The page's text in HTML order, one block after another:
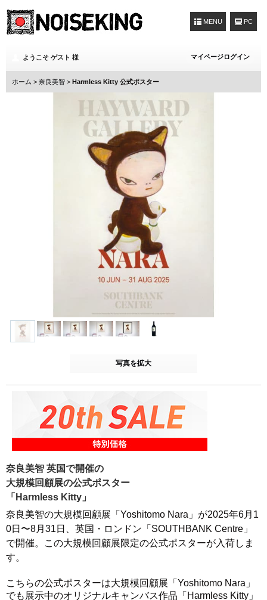
MENU
ようこそ ゲスト 様 マイページログイン
ホーム > 奈良美智 > Harmless Kitty 公式ポスター
写真を拡大
奈良美智 英国で開催の
大規模回顧展の公式ポスター
「Harmless Kitty」
奈良美智の大規模回顧展「Yoshitomo Nara」が2025年6月1
0日〜8月31日、英国・ロンドン「SOUTHBANK Centre」
で開催。この大規模回顧展限定の公式ポスターが入荷しま
す。
こちらの公式ポスターは大規模回顧展「Yoshitomo Nara」
でも展示中のオリジナルキャンバス作品「Harmless Kitty」